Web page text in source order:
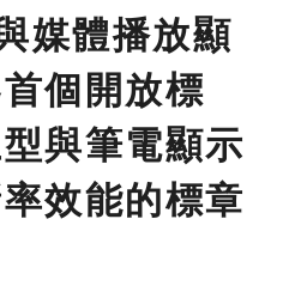
媒體播放顯
個開放標
與筆電顯示
效能的標章